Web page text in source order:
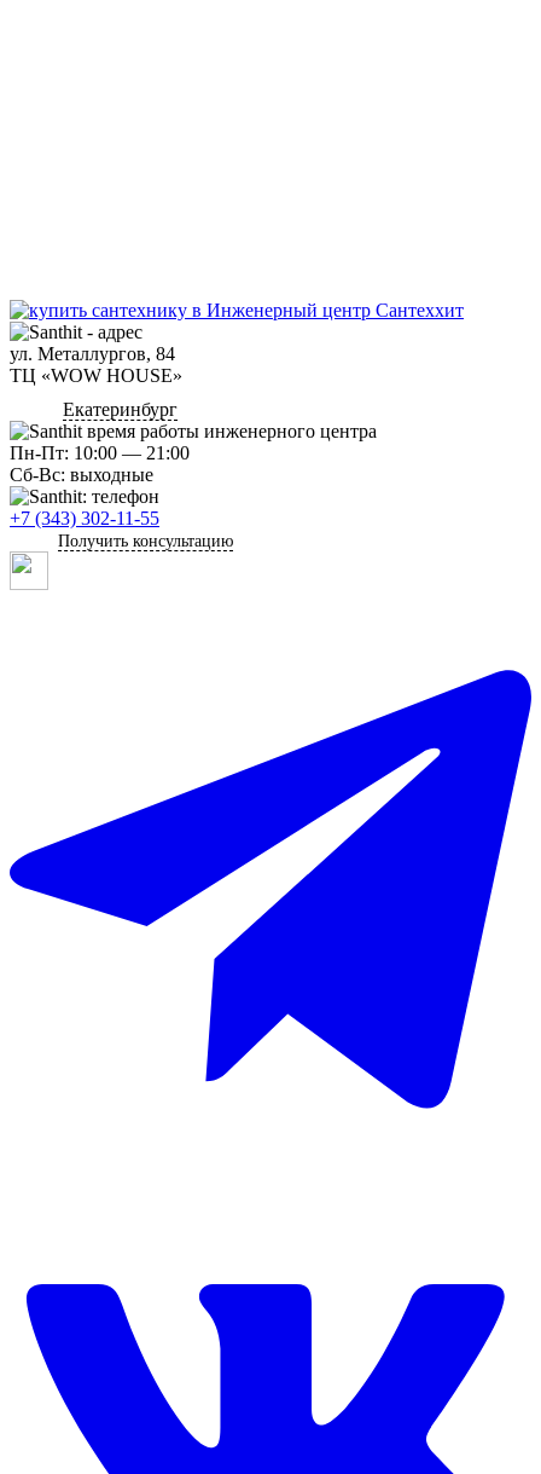
ул. Металлургов, 84
ТЦ «WOW HOUSE»
Екатеринбург
Пн-Пт: 10:00 — 21:00
Сб-Вс: выходные
+7 (343) 302-11-55
Получить консультацию